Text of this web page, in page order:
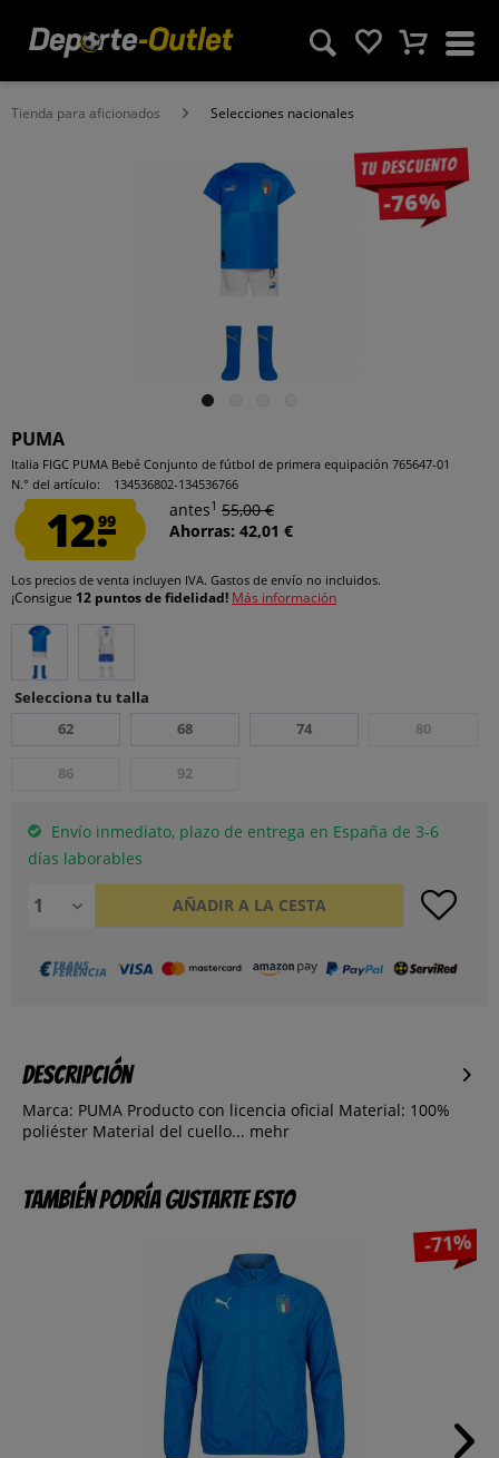
Tienda para aficionados Selecciones nacionales
Tu descuento
-76%
PUMA
Italia FIGC PUMA Bebé Conjunto de fútbol de primera equipación 765647-01
N.° del artículo:
134536802-134536766
12.99
antes1 55,00 €
Ahorras: 42,01 €
Los precios de venta incluyen IVA. Gastos de envío no incluidos.
¡Consigue 12 puntos de fidelidad! Más información
Selecciona tu talla
62
68 74 80
86 92
Envío inmediato, plazo de entrega en España de 3-6
días laborables
AÑADIR A LA CESTA
Descripción
Marca: PUMA Producto con licencia oficial Material: 100%
poliéster Material del cuello... mehr
También podría gustarte esto
-71%